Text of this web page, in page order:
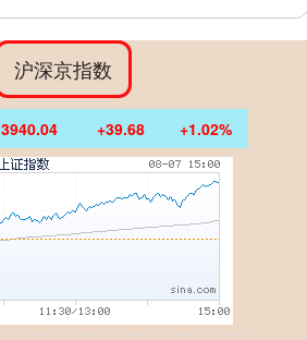
沪深京指数
3940.04 +39.68 +1.02%